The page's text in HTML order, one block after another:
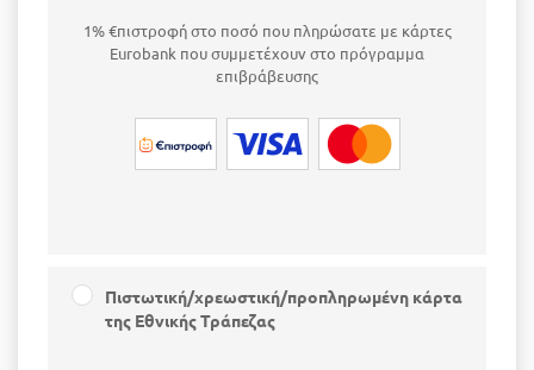
1% €πιστροφή στο ποσό που πληρώσατε με κάρτες
Eurobank που συμμετέχουν στο πρόγραμμα
επιβράβευσης
Πιστωτική/χρεωστική/προπληρωμένη κάρτα
της Εθνικής Τράπεζας